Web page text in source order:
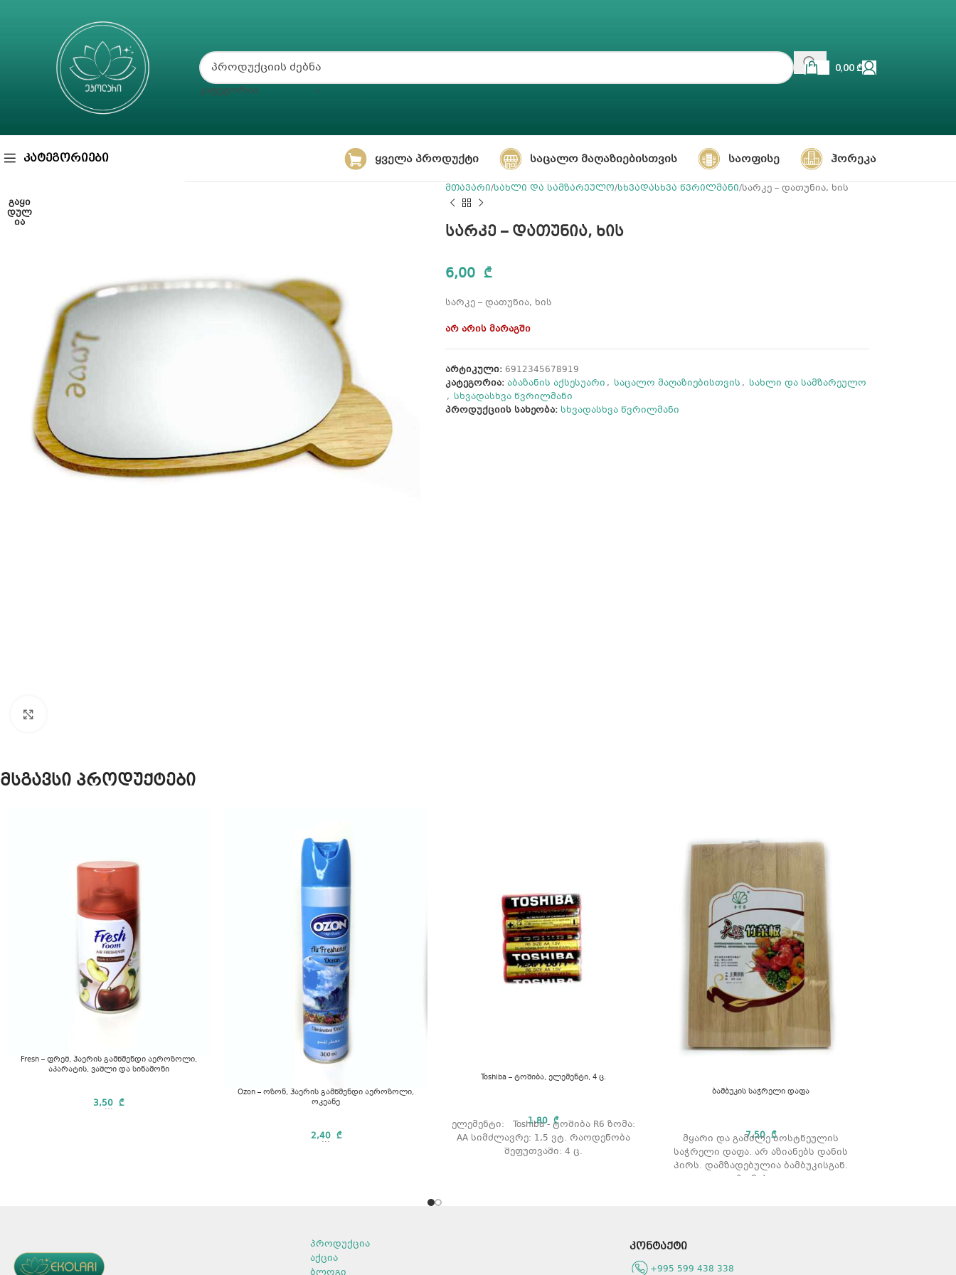
ᲙᲐᲢᲔᲒᲝᲠᲘᲐ
0,00₾
ᲙᲐᲢᲔᲒᲝᲠᲘᲔᲑᲘ ᲧᲕᲔᲚᲐ ᲞᲠᲝᲓᲣᲥᲢᲘ ᲡᲐᲪᲐᲚᲝ ᲛᲐᲦᲐᲖᲘᲔᲑᲘᲡᲗᲕᲘᲡ ᲡᲐᲝᲤᲘᲡᲔ ᲰᲝᲠᲔᲙᲐ
ᲒᲐᲧᲘ
ᲓᲣᲚ
ᲘᲐ
მთავარი სახლი და სამზარეულო სხვადასხვა წვრილმანი სარკე – დათუნია, ხის
სარკე – დათუნია, ხის
6,00 ₾
სარკე – დათუნია, ხის
არ არის მარაგში
არტიკული: 6912345678919
კატეგორია: აბაზანის აქსესუარი , საცალო მაღაზიებისთვის , სახლი და სამზარეულო
, სხვადასხვა წვრილმანი
პროდუქციის სახეობა: სხვადასხვა წვრილმანი
მსგავსი პროდუქტები
Fresh – ფრეშ, ჰაერის გამწმენდი აეროზოლი,
აპარატის, ვაშლი და სინამონი
3,50₾
...
Ozon – ოზონ, ჰაერის გამწმენდი აეროზოლი,
ოკეანე
2,40 ₾
...
Toshiba – ტოშიბა, ელემენტი, 4 ც.
1,80₾
ელემენტი: Toshiba - ტოშიბა R6 ზომა:
AA სიმძლავრე: 1,5 ვტ. რაოდენობა
შეფუთვაში: 4 ც.
ბამბუკის საჭრელი დაფა
7,50₾
მყარი და გამძლე ბოსტნეულის
საჭრელი დაფა. არ აზიანებს დანის
პირს. დამზადებულია ბამბუკისგან.
ზომები:
პროდუქცია
აქცია
კონტაქტი
+995 599 438 338